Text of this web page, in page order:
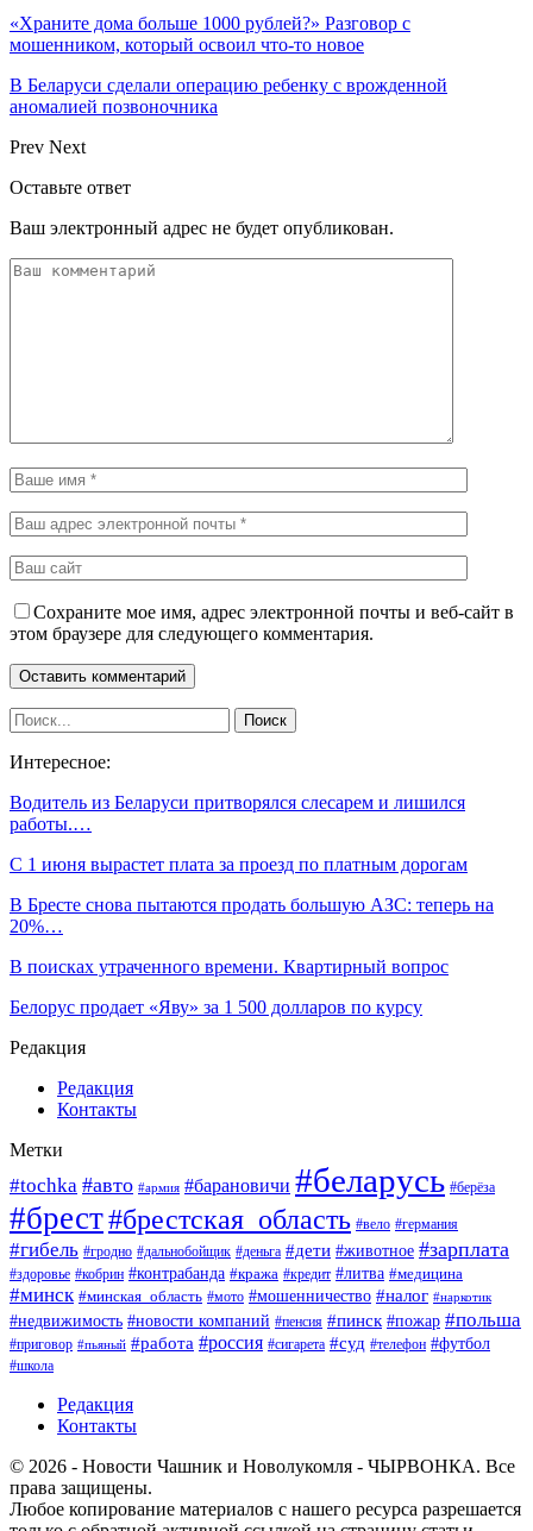
«Храните дома больше 1000 рублей?» Разговор с
мошенником, который освоил что-то новое
В Беларуси сделали операцию ребенку с врожденной
аномалией позвоночника
Prev Next
Оставьте ответ
Ваш электронный адрес не будет опубликован.
Сохраните мое имя, адрес электронной почты и веб-сайт в
этом браузере для следующего комментария.
Интересное:
Водитель из Беларуси притворялся слесарем и лишился
работы.…
С 1 июня вырастет плата за проезд по платным дорогам
В Бресте снова пытаются продать большую АЗС: теперь на
20%…
В поисках утраченного времени. Квартирный вопрос
Белорус продает «Яву» за 1 500 долларов по курсу
Редакция
Редакция
Контакты
Метки
#tochka #авто #армия #барановичи #беларусь #берёза
#брест#брестская_область #вело #германия
#гибель #гродно #дальнобойщик #деньга #дети #животное #зарплата
#здоровье #кобрин #контрабанда #кража #кредит #литва #медицина
#минск #минская_область #мото #мошенничество #налог #наркотик
#недвижимость #новости компаний #пенсия #пинск #пожар #польша
#приговор #пьяный #работа #россия #сигарета #суд #телефон #футбол
#школа
Редакция
Контакты
© 2026 - Новости Чашник и Новолукомля - ЧЫРВОНКА. Все
права защищены.
Любое копирование материалов с нашего ресурса разрешается